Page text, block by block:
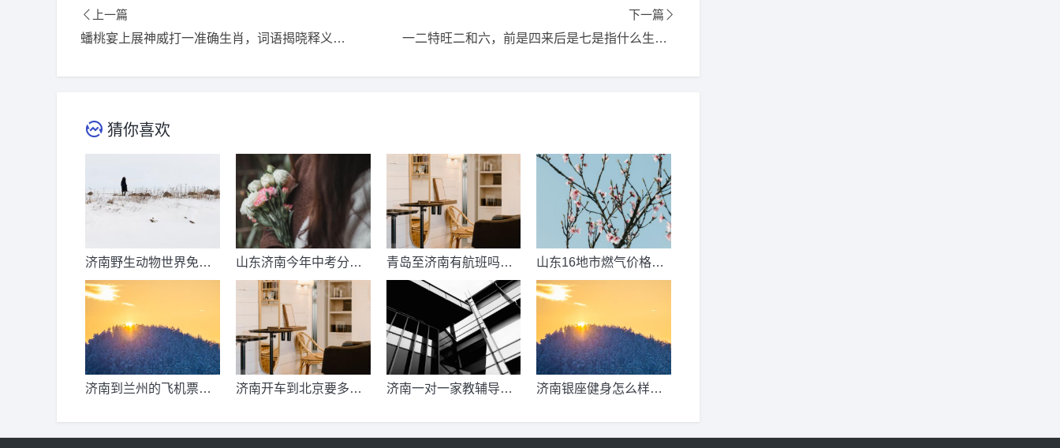
上一篇
蟠桃宴上展神威打一准确生肖，词语揭晓释义落实
下一篇
一二特旺二和六，前是四来后是七是指什么生肖,打一精选词语释义解释落实
猜你喜欢
济南野生动物世界免票
时间？济南动物王国票
山东济南今年中考分数
线出来了吗？济南中考
总分多少？
青岛至济南有航班吗？
青岛到济南的高铁票多
钱？
山东16地市燃气价格明
细？2021山东天然气费
收费标准？
济南到兰州的飞机票价
机要多久？
济南开车到北京要多少
油钱？济南到北京多少
济南一对一家教辅导收
济南银座健身怎么样，
啊？济南哪里有练瑜